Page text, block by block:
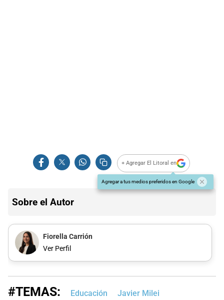
+ Agregar El Litoral en
Agregar a tus medios preferidos en Google
Sobre el Autor
Fiorella Carrión
Ver Perfil
#TEMAS: Educación Javier Milei